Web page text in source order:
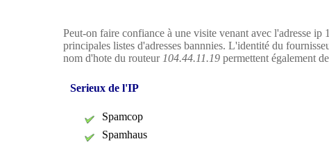
Peut-on faire confiance à une visite venant avec l'adresse
principales listes d'adresses bannnies. L'identité du
nom d'hote du routeur 104.44.11.19 permettent également
Serieux de l'IP
Spamcop
Spamhaus